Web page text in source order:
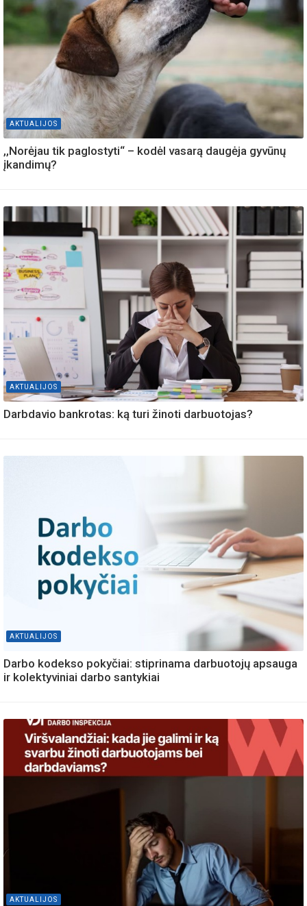
AKTUALIJOS
,,Norėjau tik paglostyti“ – kodėl vasarą daugėja gyvūnų
įkandimų?
AKTUALIJOS
Darbdavio bankrotas: ką turi žinoti darbuotojas?
AKTUALIJOS
Darbo kodekso pokyčiai: stiprinama darbuotojų apsauga
ir kolektyviniai darbo santykiai
AKTUALIJOS